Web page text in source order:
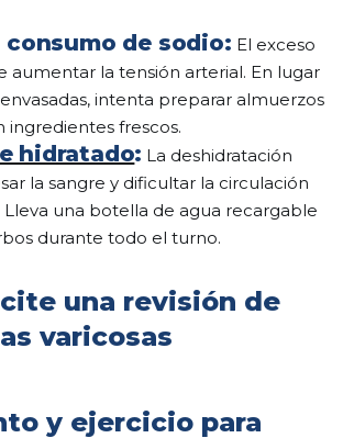
consumo de sodio: El exceso
aumentar la tensión arterial. En lugar
intenta preparar almuerzos
ingredientes frescos.
hidratado: La deshidratación
la sangre y dificultar la circulación
Lleva una botella de agua recargable
durante todo el turno.
una revisión de
varicosas
y ejercicio para